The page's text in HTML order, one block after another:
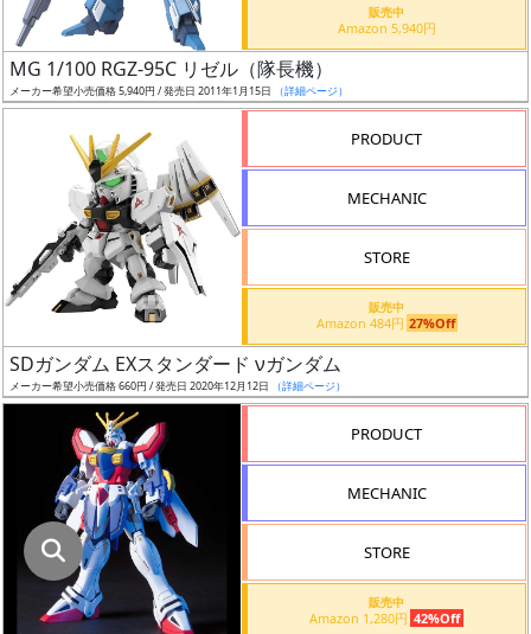
店
舗
店
舗
最
安
販売中
Amazon 5,940円
MG 1/100 RGZ-95C リゼル（隊長機）
メーカー希望小売価格 5,940円 / 発売日 2011年1月15日 （詳細ページ）
PRODUCT
MECHANIC
STORE
販売中
Amazon 484円 27%Off
SDガンダム EXスタンダード νガンダム
メーカー希望小売価格 660円 / 発売日 2020年12月12日 （詳細ページ）
PRODUCT
MECHANIC
STORE
販売中
Amazon 1,280円 42%Off